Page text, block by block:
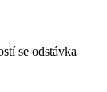
se odstávka